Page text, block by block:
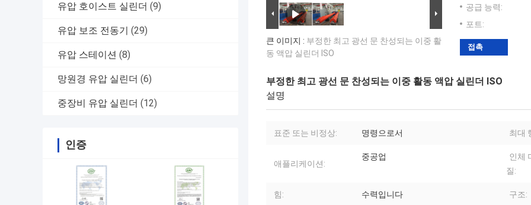
유압 호이스트 실린더 (9)
유압 보조 전동기 (29)
유압 스테이션 (8)
망원경 유압 실린더 (6)
중장비 유압 실린더 (12)
인증
큰 이미지 : 부정한 최고 광선 문 찬성되는 이중 활
동 액압 실린더 ISO
공급 능력:
포트:
접촉
부정한 최고 광선 문 찬성되는 이중 활동 액압 실린더 ISO
설명
표준 또는 비정상: 명령으로서 최대
애플리케이션:
중공업
인체
질:
힘: 수력입니다 구조: